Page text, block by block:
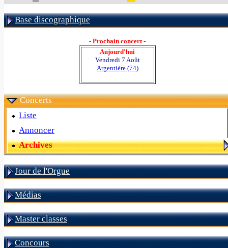
Base discographique
- Prochain concert -
Aujourd'hui
Vendredi 7 Août
Argentière (74)
Concerts
Liste
Annoncer
Archives
Jour de l'Orgue
Médias
Master classes
Concours